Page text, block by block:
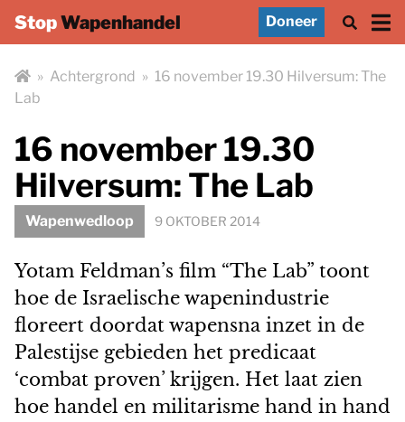
StopWapenhandel Doneer
» Achtergrond » 16 november 19.30 Hilversum: The
Lab
16 november 19.30
Hilversum: The Lab
Wapenwedloop 9 OKTOBER 2014
Yotam Feldman’s film “The Lab” toont
hoe de Israelische wapenindustrie
floreert doordat wapensna inzet in de
Palestijse gebieden het predicaat
‘combat proven’ krijgen. Het laat zien
hoe handel en militarisme hand in hand